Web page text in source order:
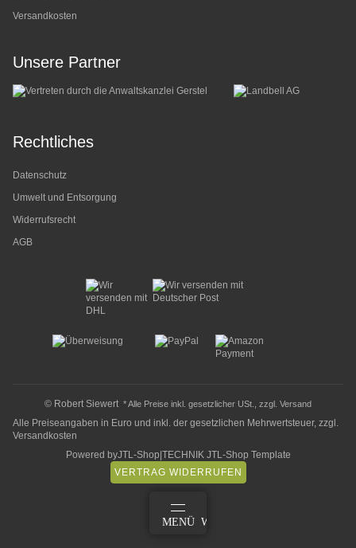
Versandkosten
Unsere Partner
Rechtliches
Datenschutz
Umwelt und Entsorgung
Widerrufsrecht
AGB
© Robert Siewert* Alle Preise inkl. gesetzlicher USt., zzgl. Versand
Alle Preiseangaben in Euro und inkl. der gesetzlichen Mehrwertsteuer, zzgl.
Versandkosten
Powered byJTL-Shop TECHNIK JTL-Shop Template
VERTRAG WIDERRUFEN
MENÜ WARENKORB